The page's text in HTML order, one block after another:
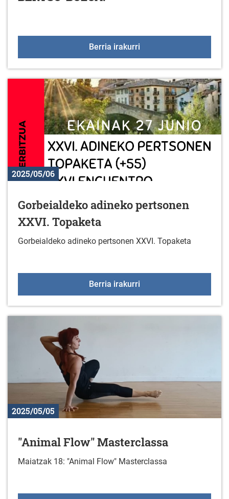
Berria irakurri
2025/05/06
Gorbeialdeko adineko pertsonen
XXVI. Topaketa
Gorbeialdeko adineko pertsonen XXVI. Topaketa
Berria irakurri
2025/05/05
"Animal Flow" Masterclassa
Maiatzak 18: "Animal Flow" Masterclassa